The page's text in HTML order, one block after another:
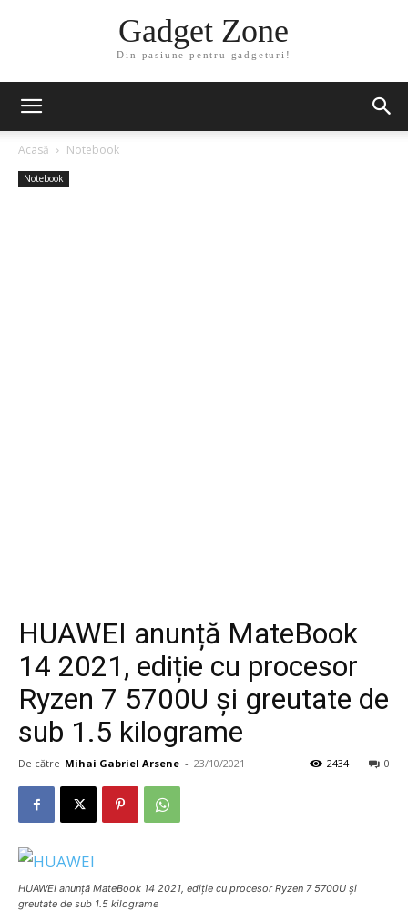
Gadget Zone
Din pasiune pentru gadgeturi!
Acasă Notebook
Notebook
HUAWEI anunță MateBook
14 2021, ediție cu procesor
Ryzen 7 5700U și greutate de
sub 1.5 kilograme
De către Mihai Gabriel Arsene - 23/10/2021 0
2434
HUAWEI anunță MateBook 14 2021, ediție cu procesor Ryzen 7 5700U și
greutate de sub 1.5 kilograme